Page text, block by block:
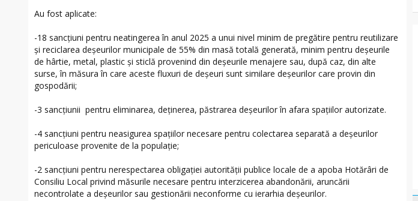
Au fost aplicate:
-18 sancțiuni pentru neatingerea în anul 2025 a unui nivel minim de pregătire pentru reutilizare
şi reciclarea deşeurilor municipale de 55% din masă totală generată, minim pentru deşeurile
de hârtie, metal, plastic şi sticlă provenind din deşeurile menajere sau, după caz, din alte
surse, în măsura în care aceste fluxuri de deşeuri sunt similare deşeurilor care provin din
gospodării;
-3 sancțiunii pentru eliminarea, deţinerea, păstrarea deşeurilor în afara spaţiilor autorizate.
-4 sancțiuni pentru neasigurea spaţiilor necesare pentru colectarea separată a deşeurilor
periculoase provenite de la populaţie;
-2 sancțiuni pentru nerespectarea obligației autorității publice locale de a apoba Hotărâri de
Consiliu Local privind măsurile necesare pentru interzicerea abandonării, aruncării
necontrolate a deşeurilor sau gestionării neconforme cu ierarhia deşeurilor.